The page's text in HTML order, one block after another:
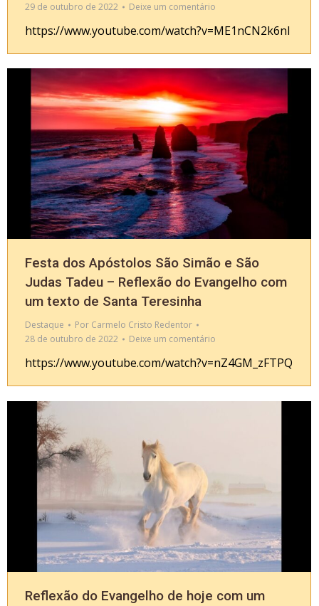
29 de outubro de 2022
Deixe um comentário
https://www.youtube.com/watch?v=ME1nCN2k6nI
Festa dos Apóstolos São Simão e São
Judas Tadeu – Reflexão do Evangelho com
um texto de Santa Teresinha
Destaque Por Carmelo Cristo Redentor
28 de outubro de 2022
Deixe um comentário
https://www.youtube.com/watch?v=nZ4GM_zFTPQ
Reflexão do Evangelho de hoje com um